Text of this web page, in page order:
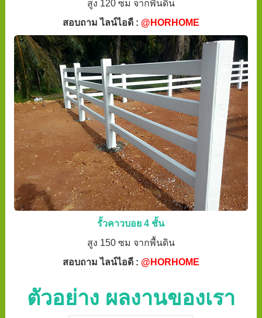
สูง 120 ซม จากพื้นดิน
สอบถาม ไลน์ไอดี : @HORHOME
รั้วคาวบอย 4 ชั้น
สูง 150 ซม จากพื้นดิน
สอบถาม ไลน์ไอดี : @HORHOME
ตัวอย่าง ผลงานของเรา